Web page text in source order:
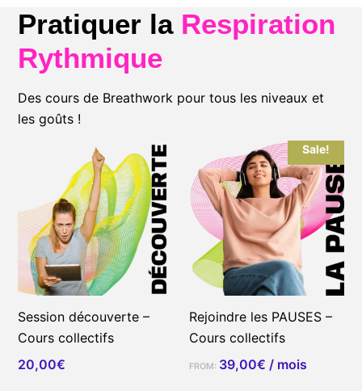
Pratiquer la Respiration
Rythmique
Des cours de Breathwork pour tous les niveaux et
les goûts !
Session découverte –
Cours collectifs
20,00€
Sale!
Rejoindre les PAUSES –
Cours collectifs
FROM: 39,00€ / mois